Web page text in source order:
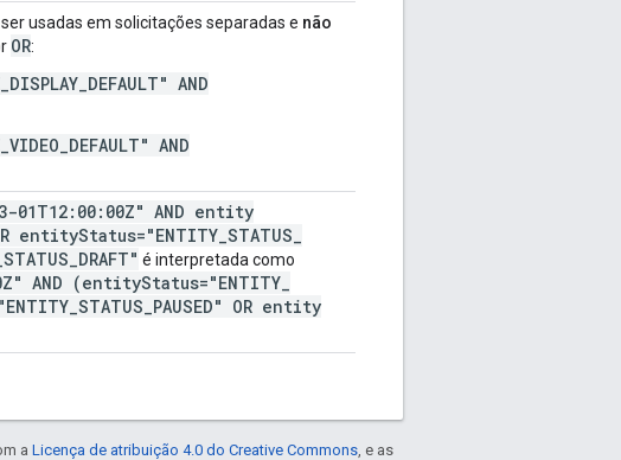
usadas em solicitações separadas e não
OR:
AND
AND
01T12:00:00Z" AND entity
entityStatus="ENTITY STATUS
STATUS DRAFT" é interpretada como
AND (entityStatus="ENTITY
STATUS PAUSED" OR entity
a Licença de atribuição 4.0 do Creative Commons , e as